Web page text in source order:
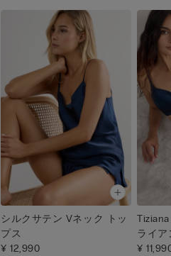
シルクサテン Vネック トッ
プス
¥ 12,990
ライア
¥